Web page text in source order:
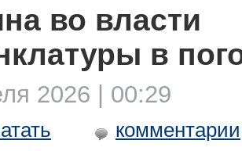
во власти
в
2026 | 00:29
комментарии